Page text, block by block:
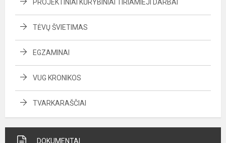
PROJEKTINIAI KŪRYBINIAI TIRIAMIEJI DARBAI
TĖVŲ ŠVIETIMAS
EGZAMINAI
VUG KRONIKOS
TVARKARAŠČIAI
DOKUMENTAI